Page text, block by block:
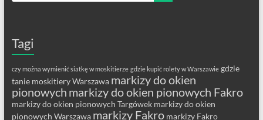
Tagi
czy można wymienić siatkę w moskitierze gdzie kupić rolety w Warszawie gdzie
tanie moskitiery Warszawa markizy do okien
pionowych markizy do okien pionowych Fakro
markizy do okien pionowych Targówek markizy do okien
pionowych Warszawa markizy Fakro markizy Fakro